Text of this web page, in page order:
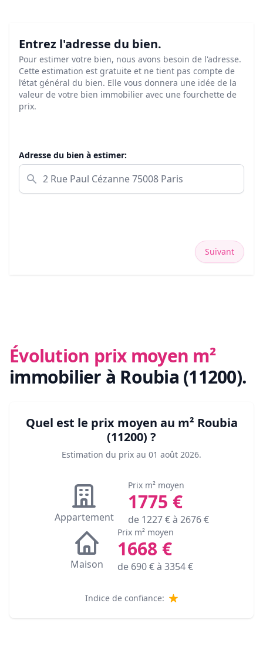
Entrez l'adresse du bien.
Pour estimer votre bien, nous avons besoin de l'adresse.
Cette estimation est gratuite et ne tient pas compte de
l’état général du bien. Elle vous donnera une idée de la
valeur de votre bien immobilier avec une fourchette de
prix.
Adresse du bien à estimer:
Suivant
Évolution prix moyen m²
immobilier à Roubia (11200).
Quel est le prix moyen au m² Roubia
(11200) ?
Estimation du prix au 01 août 2026.
Appartement
Prix m² moyen
1775 €
de 1227€ à 2676€
Maison
Prix m² moyen
1668 €
de 690€ à 3354€
Indice de confiance: